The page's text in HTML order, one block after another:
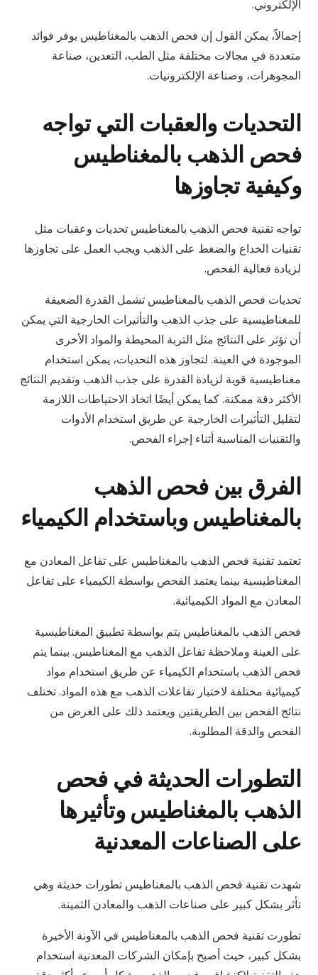
الإلكتروني.
إجمالاً، يمكن القول إن فحص الذهب بالمغناطيس يوفر فوائد
متعددة في مجالات مختلفة مثل الطب، التعدين، صناعة
المجوهرات، وصناعة الإلكترونيات.
التحديات والعقبات التي تواجه
فحص الذهب بالمغناطيس
وكيفية تجاوزها
تواجه تقنية فحص الذهب بالمغناطيس تحديات وعقبات مثل
تقنيات الخداع والضغط على الذهب ويجب العمل على تجاوزها
لزيادة فعالية الفحص.
تحديات فحص الذهب بالمغناطيس تشمل القدرة الضعيفة
للمغناطيسية على جذب الذهب والتأثيرات الخارجية التي يمكن
أن تؤثر على النتائج مثل التربة المحيطة والمواد الأخرى
الموجودة في العينة. لتجاوز هذه التحديات، يمكن استخدام
مغناطيسية قوية لزيادة القدرة على جذب الذهب وتقديم النتائج
الأكثر دقة ممكنة. كما يمكن أيضًا اتخاذ الاحتياطات اللازمة
لتقليل التأثيرات الخارجية عن طريق استخدام الأدوات
والتقنيات المناسبة أثناء إجراء الفحص.
الفرق بين فحص الذهب
بالمغناطيس وباستخدام الكيمياء
تعتمد تقنية فحص الذهب بالمغناطيس على تفاعل المعادن مع
المغناطيسية بينما يعتمد الفحص بواسطة الكيمياء على تفاعل
المعادن مع المواد الكيميائية.
فحص الذهب بالمغناطيس يتم بواسطة تطبيق المغناطيسية
على العينة وملاحظة تفاعل الذهب مع المغناطيس. بينما يتم
فحص الذهب باستخدام الكيمياء عن طريق استخدام مواد
كيميائية مختلفة لاختبار تفاعلات الذهب مع هذه المواد. تختلف
نتائج الفحص بين الطريقتين ويعتمد ذلك على الغرض من
الفحص والدقة المطلوبة.
التطورات الحديثة في فحص
الذهب بالمغناطيس وتأثيرها
على الصناعات المعدنية
شهدت تقنية فحص الذهب بالمغناطيس تطورات حديثة وهي
تأثر بشكل كبير على صناعات الذهب والمعادن الثمينة.
تطورت تقنية فحص الذهب بالمغناطيس في الآونة الأخيرة
بشكل كبير، حيث أصبح بإمكان الشركات المعدنية استخدام